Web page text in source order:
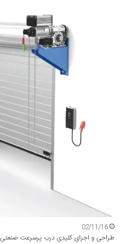
02/11/16
طراحی و اجزای کلیدی درب پرسرعت صنعتی